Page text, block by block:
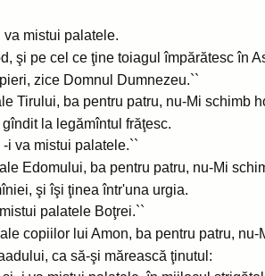
mistui palatele.
şi pe cel ce ţine toiagul împărătesc în
zice Domnul Dumnezeu.``
Tirului, ba pentru patru, nu-Mi schimb
la legămîntul frăţesc.
i va mistui palatele.``
Edomului, ba pentru patru, nu-Mi
şi îşi ţinea într'una urgia.
palatele Boţrei.``
copiilor lui Amon, ba pentru patru,
ca să-şi mărească ţinutul: